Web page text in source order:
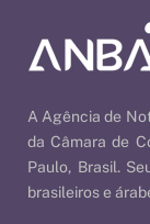
A Agência de
da Câmara de
Paulo, Brasil.
brasileiros e